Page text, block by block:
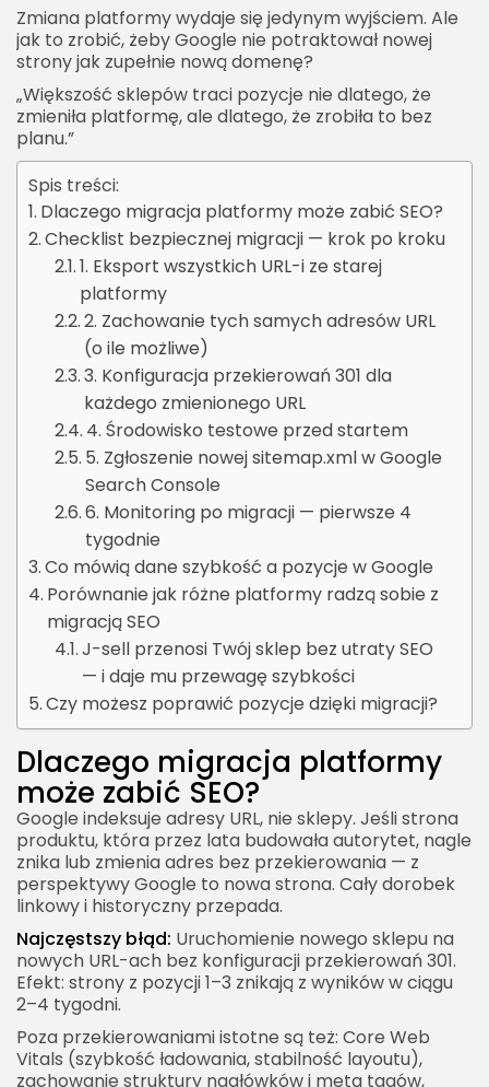
Zmiana platformy wydaje się jedynym wyjściem. Ale
jak to zrobić, żeby Google nie potraktował nowej
strony jak zupełnie nową domenę?
„Większość sklepów traci pozycje nie dlatego, że
zmieniła platformę, ale dlatego, że zrobiła to bez
planu.”
Spis treści:
Dlaczego migracja platformy może zabić SEO?
Checklist bezpiecznej migracji — krok po kroku
1. Eksport wszystkich URL-i ze starej
platformy
2. Zachowanie tych samych adresów URL
(o ile możliwe)
3. Konfiguracja przekierowań 301 dla
każdego zmienionego URL
4. Środowisko testowe przed startem
5. Zgłoszenie nowej sitemap.xml w Google
Search Console
6. Monitoring po migracji — pierwsze 4
tygodnie
Co mówią dane szybkość a pozycje w Google
Porównanie jak różne platformy radzą sobie z
migracją SEO
J-sell przenosi Twój sklep bez utraty SEO
— i daje mu przewagę szybkości
Czy możesz poprawić pozycje dzięki migracji?
Dlaczego migracja platformy
może zabić SEO?
Google indeksuje adresy URL, nie sklepy. Jeśli strona
produktu, która przez lata budowała autorytet, nagle
znika lub zmienia adres bez przekierowania — z
perspektywy Google to nowa strona. Cały dorobek
linkowy i historyczny przepada.
Najczęstszy błąd: Uruchomienie nowego sklepu na
nowych URL-ach bez konfiguracji przekierowań 301.
Efekt: strony z pozycji 1–3 znikają z wyników w ciągu
2–4 tygodni.
Poza przekierowaniami istotne są też: Core Web
Vitals (szybkość ładowania, stabilność layoutu),
zachowanie struktury nagłówków i meta tagów,